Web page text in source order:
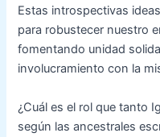
Estas introspectivas
para robustecer nuestro
fomentando unidad
involucramiento con la
¿Cuál es el rol que tanto
según las ancestrales